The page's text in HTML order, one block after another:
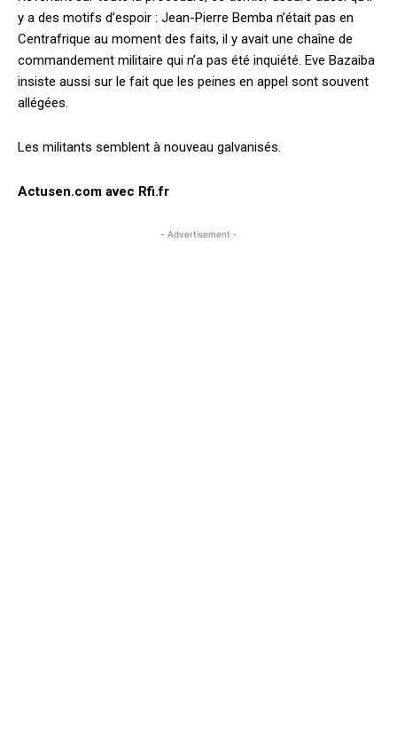
y a des motifs d’espoir : Jean-Pierre Bemba n’était pas en
Centrafrique au moment des faits, il y avait une chaîne de
commandement militaire qui n’a pas été inquiété. Eve Bazaiba
insiste aussi sur le fait que les peines en appel sont souvent
allégées.
Les militants semblent à nouveau galvanisés.
Actusen.com avec Rfi.fr
- Advertisement -